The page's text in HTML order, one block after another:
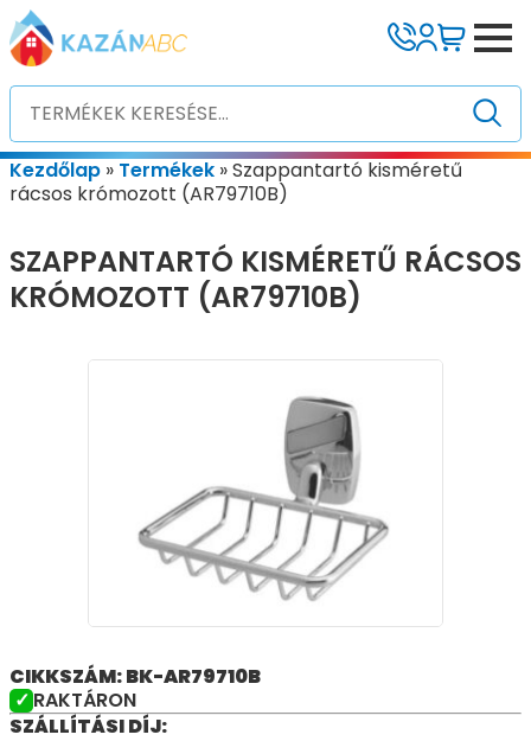
Kezdőlap » Termékek »Szappantartó kisméretű
rácsos krómozott (AR79710B)
SZAPPANTARTÓ KISMÉRETŰ RÁCSOS
KRÓMOZOTT (AR79710B)
CIKKSZÁM: BK-AR79710B
RAKTÁRON
SZÁLLÍTÁSI DÍJ: